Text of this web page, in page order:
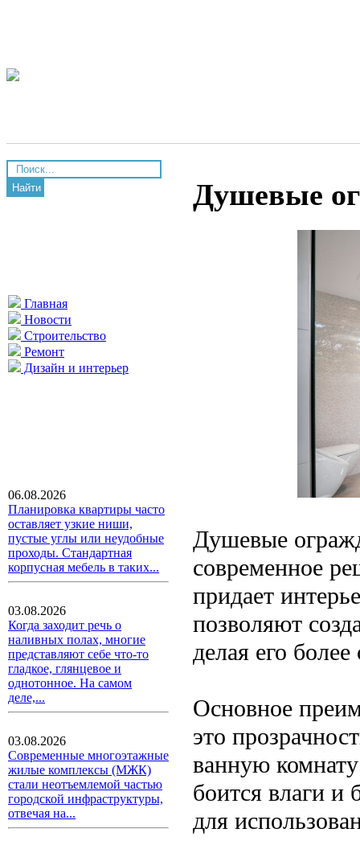
Найти
Главная
Новости
Строительство
Ремонт
Дизайн и интерьер
06.08.2026
Планировка квартиры часто
оставляет узкие ниши,
пустые углы или неудобные
проходы. Стандартная
корпусная мебель в таких...
03.08.2026
Когда заходит речь о
наливных полах, многие
представляют себе что-то
гладкое, глянцевое и
однотонное. На самом
деле,...
03.08.2026
Современные многоэтажные
жилые комплексы (МЖК)
стали неотъемлемой частью
городской инфраструктуры,
отвечая на...
Душевые
Душевые
современное
придает
позволяют
делая его
Основное
это
ванную
боится влаги и
для